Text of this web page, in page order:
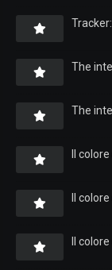
The
The
Il
Il
Il